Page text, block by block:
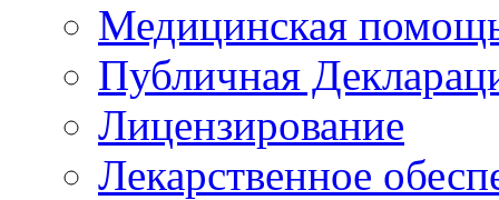
Медицинская
Публичная
Лицензирование
Лекарственное